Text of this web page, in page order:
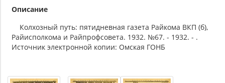
Описание
Колхозный путь: пятидневная газета Райкома ВКП (б),
Райисполкома и Райпрофсовета. 1932. №67. - 1932. - .
Источник электронной копии: Омская ГОНБ